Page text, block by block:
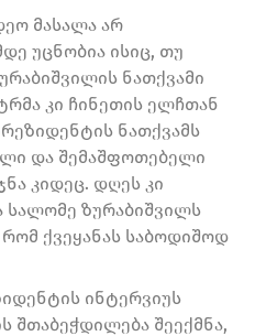
მასალა არ
უცნობია ისიც, თუ
ნათქვამი
კი ჩინეთის ელჩთან
ნათქვამს
და შემაშფოთებელი
კიდეც. დღეს კი
ზურაბიშვილს
ქვეყანას საბოდიშოდ
ინტერვიუს
შთაბეჭდილება შეექმნა,